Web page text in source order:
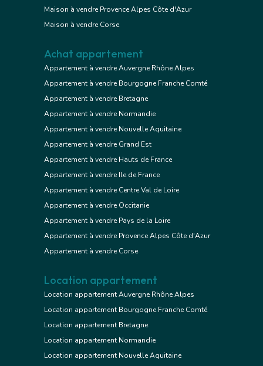
Maison à vendre Provence Alpes Côte d'Azur
Maison à vendre Corse
Achat appartement
Appartement à vendre Auvergne Rhône Alpes
Appartement à vendre Bourgogne Franche Comté
Appartement à vendre Bretagne
Appartement à vendre Normandie
Appartement à vendre Nouvelle Aquitaine
Appartement à vendre Grand Est
Appartement à vendre Hauts de France
Appartement à vendre Ile de France
Appartement à vendre Centre Val de Loire
Appartement à vendre Occitanie
Appartement à vendre Pays de la Loire
Appartement à vendre Provence Alpes Côte d'Azur
Appartement à vendre Corse
Location appartement
Location appartement Auvergne Rhône Alpes
Location appartement Bourgogne Franche Comté
Location appartement Bretagne
Location appartement Normandie
Location appartement Nouvelle Aquitaine